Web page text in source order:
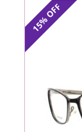
15%
OFF